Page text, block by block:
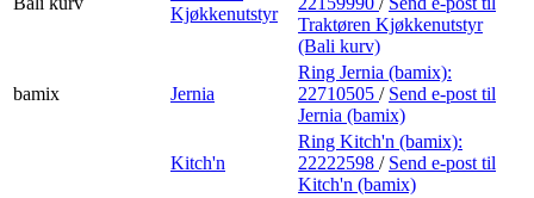
Kjøkkenutstyr
Traktøren Kjøkkenutstyr
(Bali kurv)
bamix Jernia
Ring Jernia (bamix):
22710505 / Send e-post til
Jernia (bamix)
Kitch'n
Ring Kitch'n (bamix):
22222598 / Send e-post til
Kitch'n (bamix)